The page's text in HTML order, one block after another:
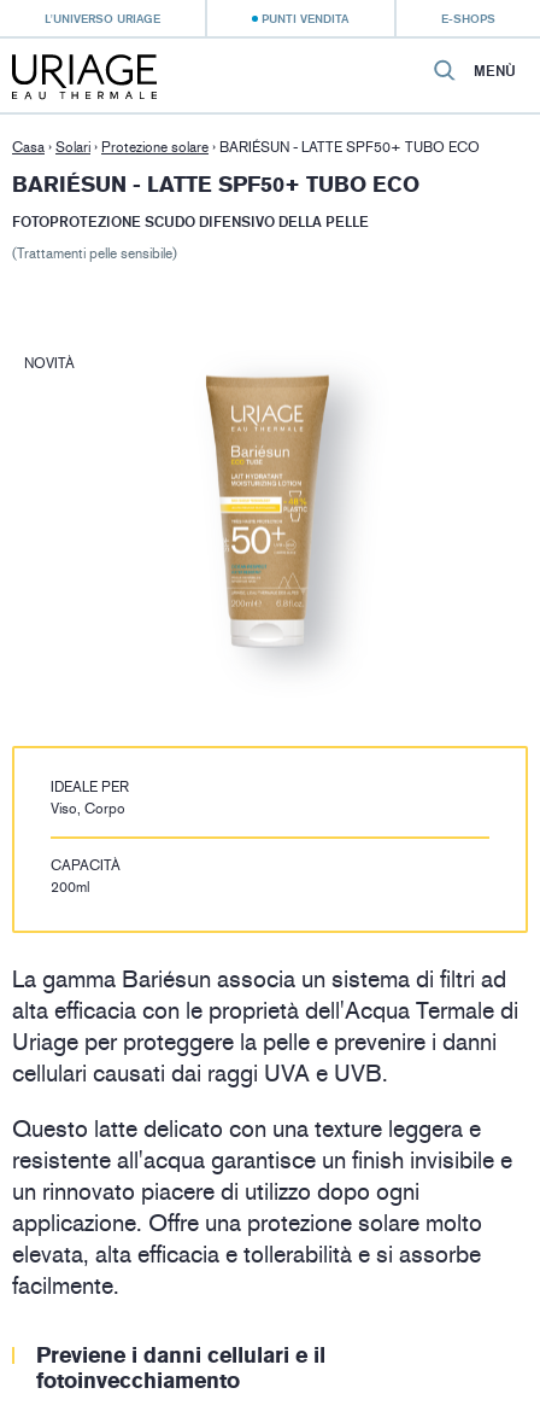
L'UNIVERSO URIAGE PUNTI VENDITA E-SHOPS
MENÙ
Casa › Solari › Protezione solare › BARIÉSUN - LATTE SPF50+ TUBO ECO
BARIÉSUN - LATTE SPF50+ TUBO ECO
FOTOPROTEZIONE SCUDO DIFENSIVO DELLA PELLE
(Trattamenti pelle sensibile)
NOVITÀ
IDEALE PER
Viso, Corpo
CAPACITÀ
200ml
La gamma Bariésun associa un sistema di filtri ad
alta efficacia con le proprietà dell'Acqua Termale di
Uriage per proteggere la pelle e prevenire i danni
cellulari causati dai raggi UVA e UVB.
Questo latte delicato con una texture leggera e
resistente all'acqua garantisce un finish invisibile e
un rinnovato piacere di utilizzo dopo ogni
applicazione. Offre una protezione solare molto
elevata, alta efficacia e tollerabilità e si assorbe
facilmente.
Previene i danni cellulari e il
fotoinvecchiamento